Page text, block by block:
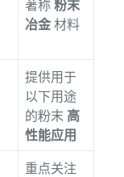
著称 粉末
冶金材料
提供用于
以下用途
的粉末 高
性能应用
重点关注